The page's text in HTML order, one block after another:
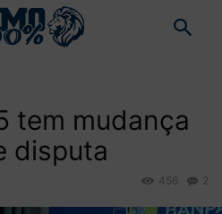
tem mudança
disputa
2
456